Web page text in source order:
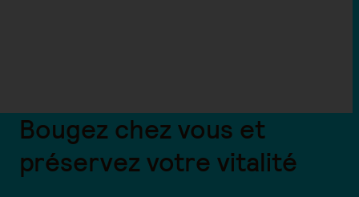
Bougez chez vous et
préservez votre vitalité